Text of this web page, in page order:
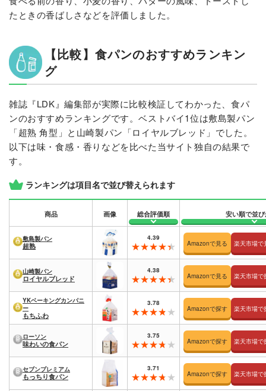
たときの香ばしさなどを評価しました。
【比較】食パンのおすすめランキン
グ
雑誌『LDK』編集部が実際に比較検証してわかった、食パ
ンのおすすめランキングです。ベストバイ1位は敷島製パン
「超熟 角型」と山崎製パン「ロイヤルブレッド」でした。
以下は味・食感・香りなどを比べた当サイト独自の結果で
す。
ランキングは項目名で並び替えられます
商品 画像 総合評価順 安い順で並
敷島製パン
超熟
4.39
Amazonで見る 楽天市場で
山崎製パン
ロイヤルブレッド
4.38
Amazonで見る 楽天市場で
YKベーキングカンパニ
ー
もちふわ
3.78
Amazonで探す 楽天市場で
ローソン
味わいの食パン
3.75
Amazonで探す 楽天市場で
セブンプレミアム
もっちり食パン
3.71
Amazonで探す 楽天市場で